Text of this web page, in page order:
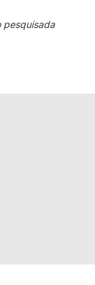
pesquisada